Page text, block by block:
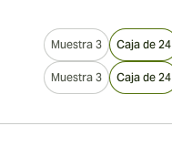
Muestra 3 Caja de 24
Muestra 3 Caja de 24